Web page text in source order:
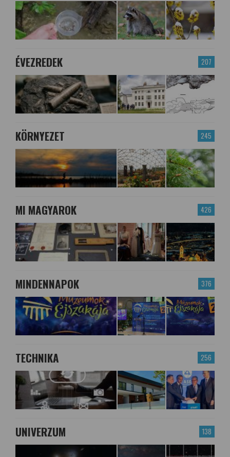
207
ÉVEZREDEK
245
KÖRNYEZET
426
MI MAGYAROK
376
MINDENNAPOK
256
TECHNIKA
138
UNIVERZUM